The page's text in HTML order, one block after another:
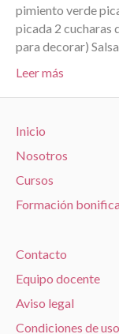
pimiento verde
picada 2 cucharas
para decorar)
Leer más
Inicio
Nosotros
Cursos
Formación
Contacto
Equipo docente
Aviso legal
Condiciones de uso